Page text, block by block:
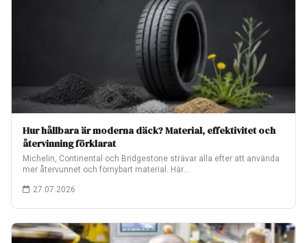
Hur hållbara är moderna däck? Material, effektivitet och
återvinning förklarat
Michelin, Continental och Bridgestone strävar alla efter att använda
mer återvunnet och förnybart material. Här…
27.07.2026